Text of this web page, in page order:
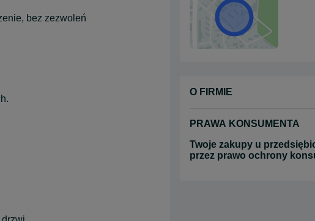
bez zezwoleń
O FIRMIE
PRAWA KONSUMENTA
Twoje zakupy u
przez prawo ochrony